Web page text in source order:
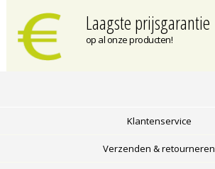
Laagste prijsgarantie
op al onze producten!
Klantenservice
Verzenden & retourneren